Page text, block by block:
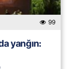
99
yanğın: